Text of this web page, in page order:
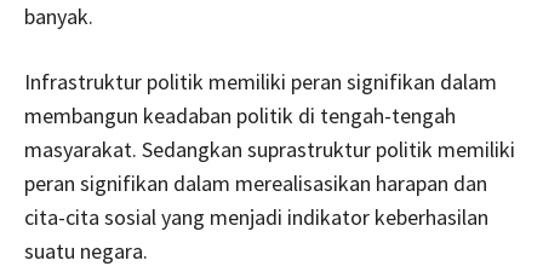
banyak.
Infrastruktur politik memiliki peran signifikan dalam
membangun keadaban politik di tengah-tengah
masyarakat. Sedangkan suprastruktur politik memiliki
peran signifikan dalam merealisasikan harapan dan
cita-cita sosial yang menjadi indikator keberhasilan
suatu negara.